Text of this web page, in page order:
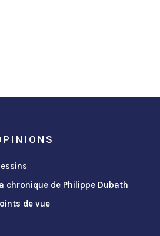
chronique de Philippe Dubath
de vue